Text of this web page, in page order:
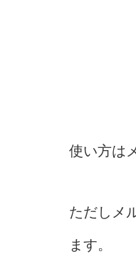
使い方は
ただしメ
ます。